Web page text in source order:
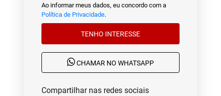
Ao informar meus dados, eu concordo com a
Política de Privacidade.
TENHO INTERESSE
CHAMAR NO WHATSAPP
Compartilhar nas redes sociais